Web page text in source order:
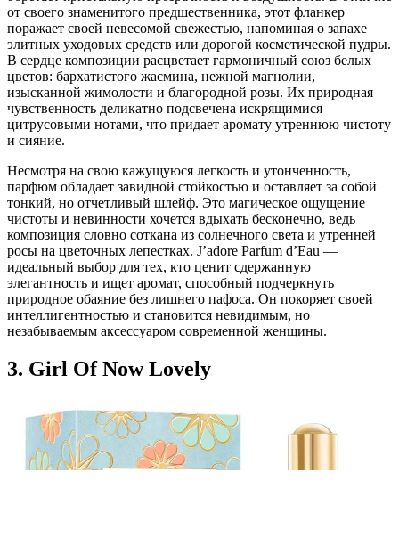
от своего знаменитого предшественника, этот фланкер
поражает своей невесомой свежестью, напоминая о запахе
элитных уходовых средств или дорогой косметической пудры.
В сердце композиции расцветает гармоничный союз белых
цветов: бархатистого жасмина, нежной магнолии,
изысканной жимолости и благородной розы. Их природная
чувственность деликатно подсвечена искрящимися
цитрусовыми нотами, что придает аромату утреннюю чистоту
и сияние.
Несмотря на свою кажущуюся легкость и утонченность,
парфюм обладает завидной стойкостью и оставляет за собой
тонкий, но отчетливый шлейф. Это магическое ощущение
чистоты и невинности хочется вдыхать бесконечно, ведь
композиция словно соткана из солнечного света и утренней
росы на цветочных лепестках. J’adore Parfum d’Eau —
идеальный выбор для тех, кто ценит сдержанную
элегантность и ищет аромат, способный подчеркнуть
природное обаяние без лишнего пафоса. Он покоряет своей
интеллигентностью и становится невидимым, но
незабываемым аксессуаром современной женщины.
3. Girl Of Now Lovely